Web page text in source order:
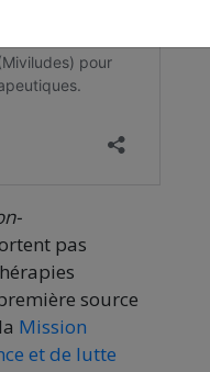
pas
source
Mission
et de lutte